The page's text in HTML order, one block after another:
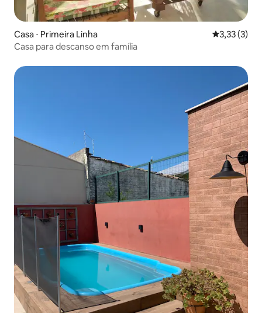
Casa ⋅ Primeira Linha 3,33 de
3,33 (3)
Casa para descanso em família